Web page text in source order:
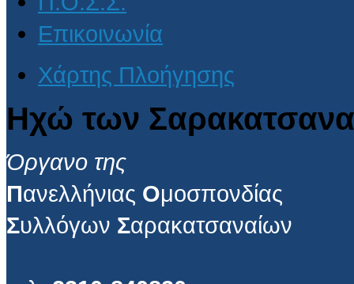
Επικοινωνία
Χάρτης Πλοήγησης
Ηχώ των
Όργανο της
Πανελλήνιας Ομοσπονδίας
Συλλόγων Σαρακατσαναίων